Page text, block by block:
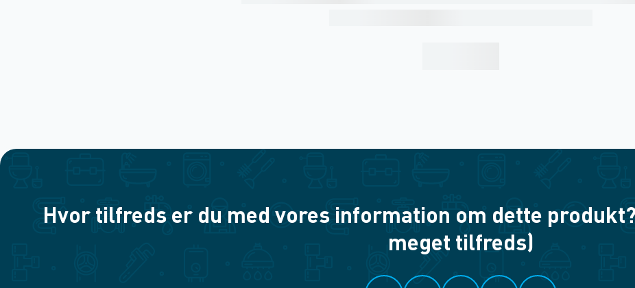
Hvor tilfreds er du med vores information om dette
meget tilfreds)